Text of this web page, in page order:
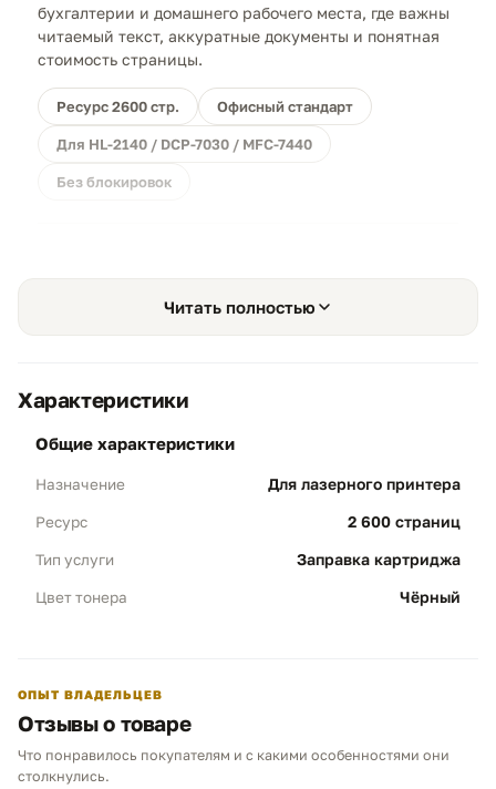
бухгалтерии и домашнего рабочего места, где важны
читаемый текст, аккуратные документы и понятная
стоимость страницы.
Ресурс 2600 стр. Офисный стандарт
Для HL-2140 / DCP-7030 / MFC-7440
Без блокировок
покупки нового картриджа и позволяет сохранить
рабочий ресурс до 2600 страниц при стандартном
устройства.
01
Объем 2600 стр:
заправка выполняется
под штатный ресурс Brother TN-2175 при
накладных, заявлений и внутренних
офисных документов.
Читать полностью
Характеристики
общие характеристики
Назначение Для лазерного принтера
Ресурс 2 600 страниц
Тип услуги Заправка картриджа
Цвет тонера Чёрный
ОПЫТ ВЛАДЕЛЬЦЕВ
Отзывы о товаре
Что понравилось покупателям и с какими особенностями они
столкнулись.